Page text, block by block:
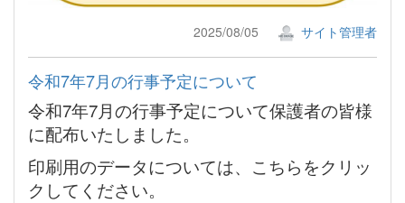
2025/08/05 サイト管理者
令和7年7月の行事予定について
令和7年7月の行事予定について保護者の皆様
に配布いたしました。
印刷用のデータについては、こちらをクリッ
クしてください。